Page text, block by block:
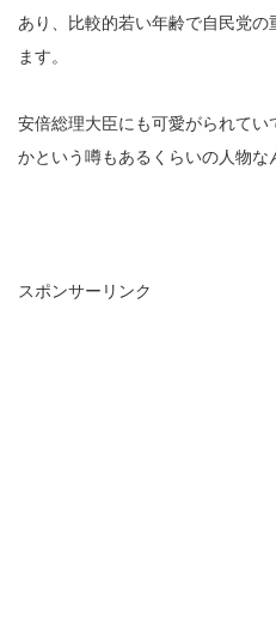
あり、比較的若い年齢で自民党の
ます。
安倍総理大臣にも可愛がられて
かという噂もあるくらいの人物な
スポンサーリンク